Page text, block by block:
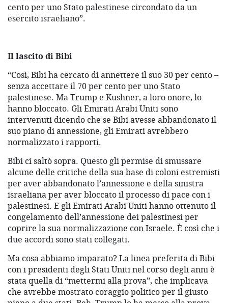
cento per uno Stato palestinese circondato da un
esercito israeliano”.
Il lascito di Bibi
“Così, Bibi ha cercato di annettere il suo 30 per cento –
senza accettare il 70 per cento per uno Stato
palestinese. Ma Trump e Kushner, a loro onore, lo
hanno bloccato. Gli Emirati Arabi Uniti sono
intervenuti dicendo che se Bibi avesse abbandonato il
suo piano di annessione, gli Emirati avrebbero
normalizzato i rapporti.
Bibi ci saltò sopra. Questo gli permise di smussare
alcune delle critiche della sua base di coloni estremisti
per aver abbandonato l’annessione e della sinistra
israeliana per aver bloccato il processo di pace con i
palestinesi. E gli Emirati Arabi Uniti hanno ottenuto il
congelamento dell’annessione dei palestinesi per
coprire la sua normalizzazione con Israele. È così che i
due accordi sono stati collegati.
Ma cosa abbiamo imparato? La linea preferita di Bibi
con i presidenti degli Stati Uniti nel corso degli anni è
stata quella di “mettermi alla prova”, che implicava
che avrebbe mostrato coraggio politico per il giusto